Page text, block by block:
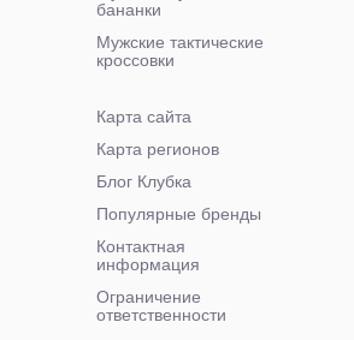
бананки
Мужские тактические
кроссовки
Карта сайта
Карта регионов
Блог Клубка
Популярные бренды
Контактная
информация
Ограничение
ответственности